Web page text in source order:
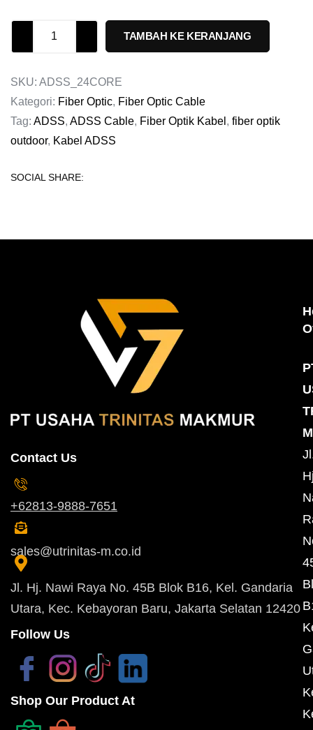
TAMBAH KE KERANJANG
SKU: ADSS_24CORE
Kategori: Fiber Optic, Fiber Optic Cable
Tag: ADSS, ADSS Cable, Fiber Optik Kabel , fiber optik
outdoor, Kabel ADSS
SOCIAL SHARE:
Contact Us
+62813-9888-7651
sales@utrinitas-m.co.id
Jl. Hj. Nawi Raya No. 45B Blok B16, Kel. Gandaria
Utara, Kec. Kebayoran Baru, Jakarta Selatan 12420
Follow Us
Shop Our Product At